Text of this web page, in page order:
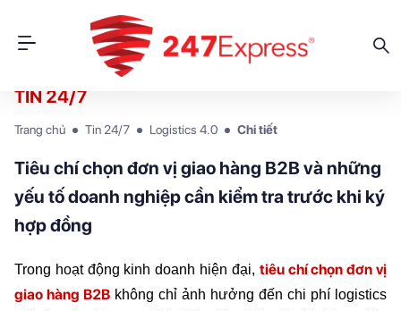
TIN 24/7
Trang chủ Tin 24/7 Logistics 4.0 Chi tiết
Tiêu chí chọn đơn vị giao hàng B2B và những
yếu tố doanh nghiệp cần kiểm tra trước khi ký
hợp đồng
Trong hoạt động kinh doanh hiện đại, tiêu chí chọn đơn vị
giao hàng B2B không chỉ ảnh hưởng đến chi phí logistics